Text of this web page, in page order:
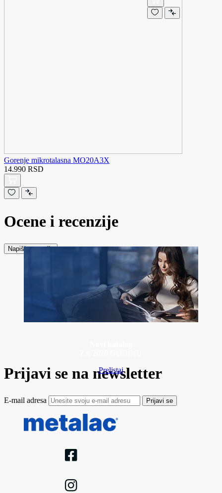
Gorenje mikrotalasna MO20A3X
14.990 RSD
Ocene i recenzije
Napiši recenziju
Prelistaj
Prijavi se na newsletter
E-mail adresa Prijavi se